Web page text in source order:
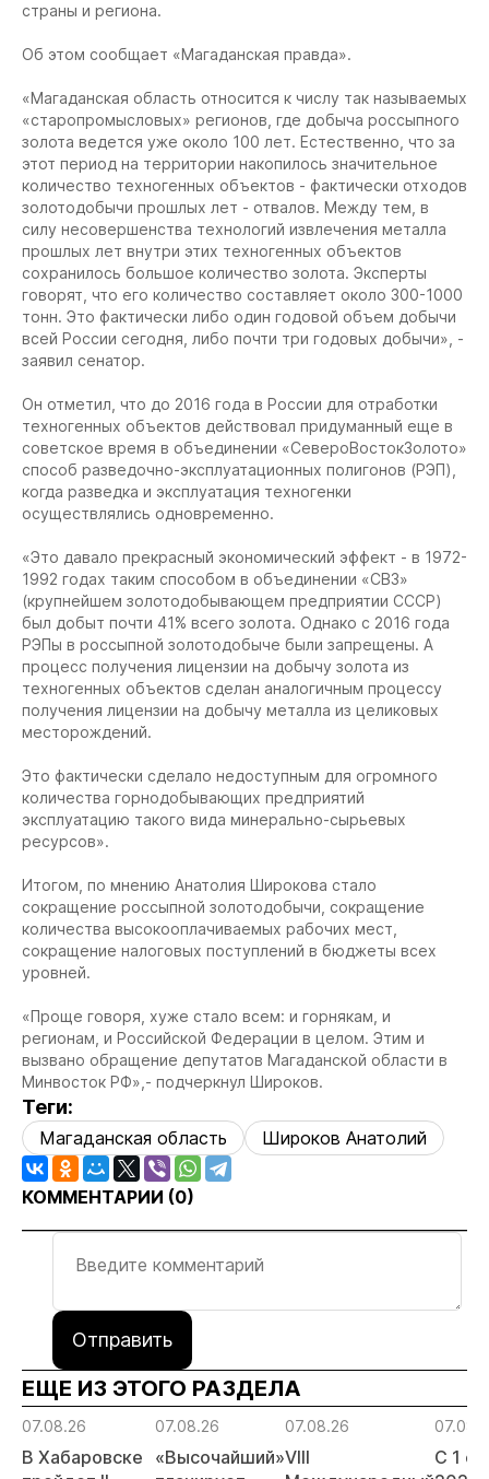
страны и региона.
Об этом сообщает «Магаданская правда».
«Магаданская область относится к числу так называемых
«старопромысловых» регионов, где добыча россыпного
золота ведется уже около 100 лет. Естественно, что за
этот период на территории накопилось значительное
количество техногенных объектов - фактически отходов
золотодобычи прошлых лет - отвалов. Между тем, в
силу несовершенства технологий извлечения металла
прошлых лет внутри этих техногенных объектов
сохранилось большое количество золота. Эксперты
говорят, что его количество составляет около 300-1000
тонн. Это фактически либо один годовой объем добычи
всей России сегодня, либо почти три годовых добычи», -
заявил сенатор.
Он отметил, что до 2016 года в России для отработки
техногенных объектов действовал придуманный еще в
советское время в объединении «СевероВостокЗолото»
способ разведочно-эксплуатационных полигонов (РЭП),
когда разведка и эксплуатация техногенки
осуществлялись одновременно.
«Это давало прекрасный экономический эффект - в 1972-
1992 годах таким способом в объединении «СВЗ»
(крупнейшем золотодобывающем предприятии СССР)
был добыт почти 41% всего золота. Однако с 2016 года
РЭПы в россыпной золотодобыче были запрещены. А
процесс получения лицензии на добычу золота из
техногенных объектов сделан аналогичным процессу
получения лицензии на добычу металла из целиковых
месторождений.
Это фактически сделало недоступным для огромного
количества горнодобывающих предприятий
эксплуатацию такого вида минерально-сырьевых
ресурсов».
Итогом, по мнению Анатолия Широкова стало
сокращение россыпной золотодобычи, сокращение
количества высокооплачиваемых рабочих мест,
сокращение налоговых поступлений в бюджеты всех
уровней.
«Проще говоря, хуже стало всем: и горнякам, и
регионам, и Российской Федерации в целом. Этим и
вызвано обращение депутатов Магаданской области в
Минвосток РФ»,- подчеркнул Широков.
Теги:
Магаданская область Широков Анатолий
КОММЕНТАРИИ (0)
Отправить
ЕЩЕ ИЗ ЭТОГО РАЗДЕЛА
07.08.26
В Хабаровске
07.08.26
«Высочайший»
07.08.26
VIII
С 1